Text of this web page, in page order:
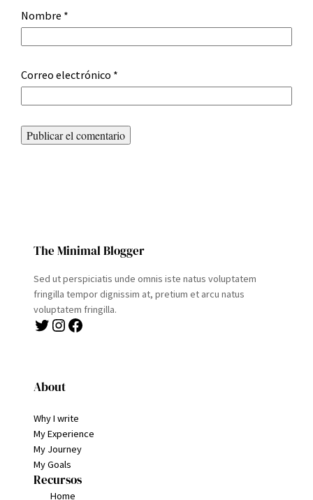
Nombre *
Correo electrónico *
The Minimal Blogger
Sed ut perspiciatis unde omnis iste natus voluptatem
fringilla tempor dignissim at, pretium et arcu natus
voluptatem fringilla.
Twitter Instagram Facebook
About
Why I write
My Experience
My Journey
My Goals
Recursos
Home